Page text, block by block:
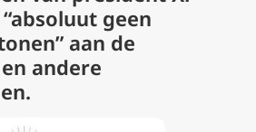
geen
aan de
andere